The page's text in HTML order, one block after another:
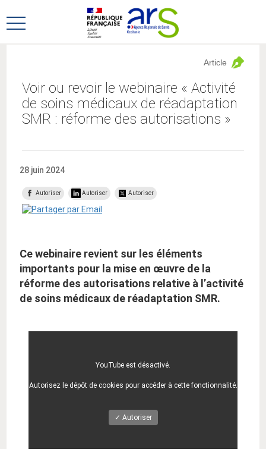
au
menu
au
contenu
Ouvrir
Voir ou revoir le webinaire « Activité
de soins médicaux de réadaptation
SMR : réforme des autorisations »
Article
28 juin 2024
Autoriser Autoriser Autoriser
Ce webinaire revient sur les éléments
importants pour la mise en œuvre de la
réforme des autorisations relative à l’activité
de soins médicaux de réadaptation SMR.
YouTube est désactivé.
Autorisez le dépôt de cookies pour accéder à cette fonctionnalité.
✓ Autoriser